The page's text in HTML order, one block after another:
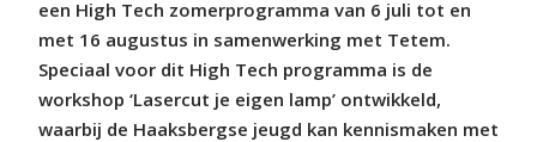
een High Tech zomerprogramma van 6 juli tot en
met 16 augustus in samenwerking met Tetem.
Speciaal voor dit High Tech programma is de
workshop ‘Lasercut je eigen lamp’ ontwikkeld,
waarbij de Haaksbergse jeugd kan kennismaken met